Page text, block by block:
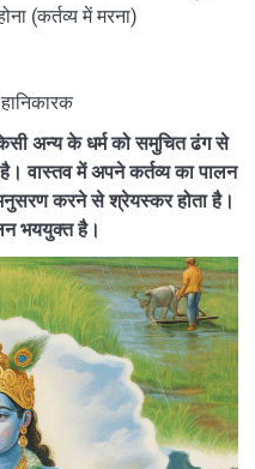
(कर्तव्य में मरना)
अन्य के धर्म को समुचित ढंग से
वास्तव में अपने कर्तव्य का पालन
करने से श्रेयस्कर होता है।
भययुक्त है।